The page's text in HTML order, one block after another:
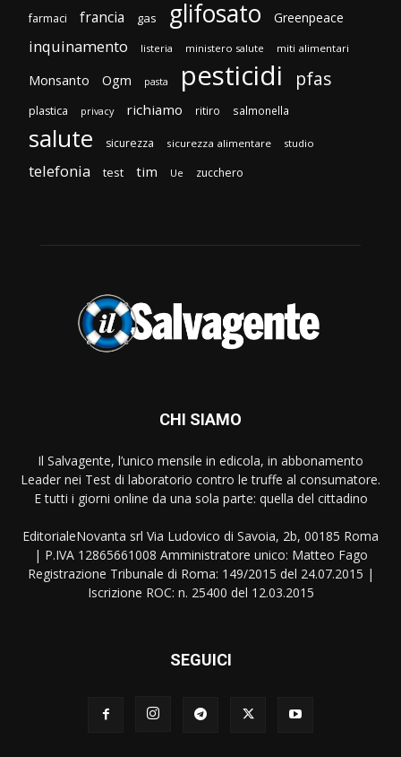
farmaci francia gas glifosato Greenpeace
inquinamento listeria ministero salute miti alimentari
Monsanto Ogm pasta pesticidi pfas
plastica privacy richiamo ritiro salmonella
salute sicurezza sicurezza alimentare studio
telefonia test tim Ue zucchero
CHI SIAMO
Il Salvagente, l’unico mensile in edicola, in abbonamento
Leader nei Test di laboratorio contro le truffe al consumatore.
E tutti i giorni online da una sola parte: quella del cittadino
EditorialeNovanta srl Via Ludovico di Savoia, 2b, 00185 Roma
| P.IVA 12865661008 Amministratore unico: Matteo Fago
Registrazione Tribunale di Roma: 149/2015 del 24.07.2015 |
Iscrizione ROC: n. 25400 del 12.03.2015
SEGUICI